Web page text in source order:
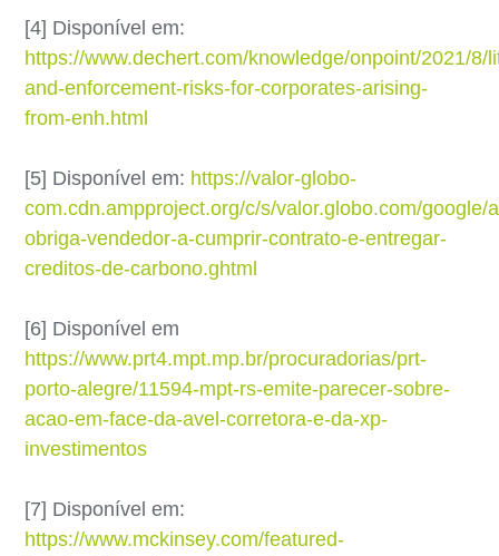
[4] Disponível em:
https://www.dechert.com/knowledge/onpoint/2021/8/
and-enforcement-risks-for-corporates-arising-
from-enh.html
[5] Disponível em: https://valor-globo-
com.cdn.ampproject.org/c/s/valor.globo.com/
obriga-vendedor-a-cumprir-contrato-e-entregar-
creditos-de-carbono.ghtml
[6] Disponível em
https://www.prt4.mpt.mp.br/procuradorias/prt-
porto-alegre/11594-mpt-rs-emite-parecer-sobre-
acao-em-face-da-avel-corretora-e-da-xp-
investimentos
[7] Disponível em:
https://www.mckinsey.com/featured-